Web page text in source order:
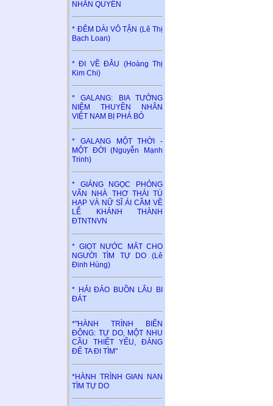
NHÂN QUYỀN
* ĐÊM DÀI VÔ TẬN (Lê Thị
Bạch Loan)
* ĐI VỀ ĐÂU (Hoàng Thị
Kim Chi)
* GALANG: BIA TƯỞNG
NIỆM THUYỀN NHÂN
VIỆT NAM BỊ PHÁ BỎ
* GALANG MỘT THỜI -
MỘT ĐỜI (Nguyễn Mạnh
Trinh)
* GIÁNG NGỌC PHỎNG
VẤN NHÀ THƠ THÁI TÚ
HẠP VÀ NỮ SĨ ÁI CẦM VỀ
LỄ KHÁNH THÀNH
ĐTNTNVN
* GIỌT NƯỚC MẮT CHO
NGƯỜI TÌM TỰ DO (Lê
Đinh Hùng)
* HẢI ĐẢO BUỒN LÂU BI
ĐÁT
*"HÀNH TRÌNH BIỂN
ĐÔNG: TỰ DO, MỘT NHU
CẦU THIẾT YẾU, ĐÁNG
ĐỂ TA ĐI TÌM"
*HÀNH TRÌNH GIAN NAN
TÌM TỰ DO